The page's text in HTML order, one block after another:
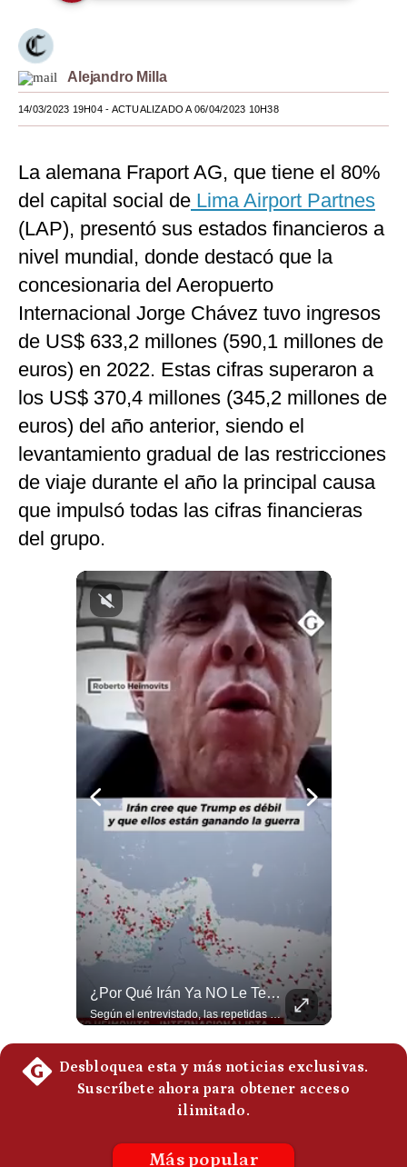
Estilos
Mundo
EEUU
México
Internacional
Tecnología
Club del Suscriptor
G de Gestión
Notas Contratadas
Podcast
Gestión TV
Videos
Fotogalerías
gestion.pe
Alejandro Milla
14/03/2023 19H04- ACTUALIZADO A 06/04/2023 10H38
La alemana Fraport AG, que tiene el 80%
del capital social de Lima Airport Partnes
(LAP), presentó sus estados financieros a
nivel mundial, donde destacó que la
concesionaria del Aeropuerto
Internacional Jorge Chávez tuvo ingresos
de US$ 633,2 millones (590,1 millones de
euros) en 2022. Estas cifras superaron a
los US$ 370,4 millones (345,2 millones de
euros) del año anterior, siendo el
levantamiento gradual de las restricciones
de viaje durante el año la principal causa
que impulsó todas las cifras financieras
del grupo.
¿Por Qué Irán Ya NO Le Teme A Donald Trump? | #radar24